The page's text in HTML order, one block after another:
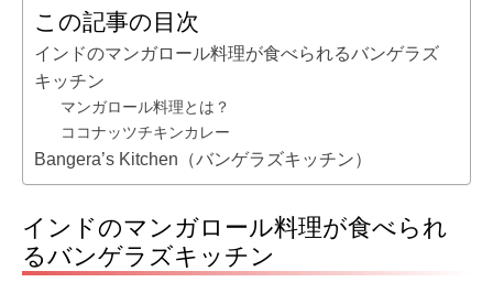
この記事の目次
インドのマンガロール料理が食べられるバンゲラズ
キッチン
マンガロール料理とは？
ココナッツチキンカレー
Bangera’s Kitchen（バンゲラズキッチン）
インドのマンガロール料理が食べられ
るバンゲラズキッチン